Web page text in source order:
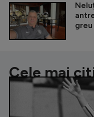
greu
Cele mai